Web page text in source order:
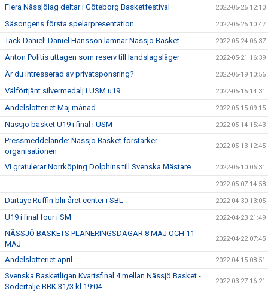
Flera Nässjölag deltar i Göteborg Basketfestival 2022-05-26 12:10
Säsongens första spelarpresentation 2022-05-25 10:47
Tack Daniel! Daniel Hansson lämnar Nässjö Basket 2022-05-24 06:37
Anton Politis uttagen som reserv till landslagsläger 2022-05-21 16:39
Är du intresserad av privatsponsring? 2022-05-19 10:56
Välförtjänt silvermedalj i USM u19 2022-05-15 14:31
Andelslotteriet Maj månad 2022-05-15 09:15
Nässjö basket U19 i final i USM 2022-05-14 15:43
Pressmeddelande: Nässjö Basket förstärker
organisationen
2022-05-13 12:45
Vi gratulerar Norrköping Dolphins till Svenska Mästare 2022-05-10 06:31
2022-05-07 14:58
Dartaye Ruffin blir året center i SBL 2022-04-30 13:05
U19 i final four i SM 2022-04-23 21:49
NÄSSJÖ BASKETS PLANERINGSDAGAR 8 MAJ OCH 11
MAJ
2022-04-22 07:45
Andelslotteriet april 2022-04-15 08:51
Svenska Basketligan Kvartsfinal 4 mellan Nässjö Basket -
Södertälje BBK 31/3 kl 19:04
2022-03-27 16:21